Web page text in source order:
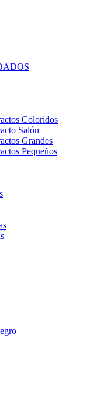
Coloridos
Salón
Grandes
Pequeños